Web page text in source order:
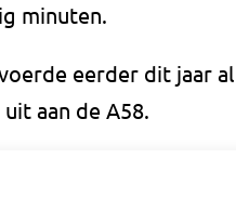
minuten.
eerder dit jaar
aan de A58.